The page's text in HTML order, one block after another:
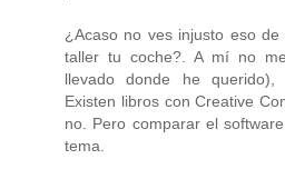
¿Acaso no ves injusto eso
taller tu coche?. A mí no
llevado donde he
Existen libros con Creative
no. Pero comparar el
tema.